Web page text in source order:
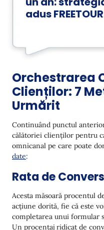
adus
Orchestrarea
Clienților: 7
Urmărit
Continuând punctul
călătoriei clienților pentru
omnicanal pe care poate
date:
Rata de
Acesta măsoară procentul
acțiune dorită, fie că este
completarea unui formular
Un procentaj ridicat de